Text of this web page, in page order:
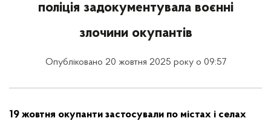
поліція задокументувала воєнні
злочини окупантів
Опубліковано 20 жовтня 2025 року о 09:57
19 жовтня окупанти застосували по містах і селах